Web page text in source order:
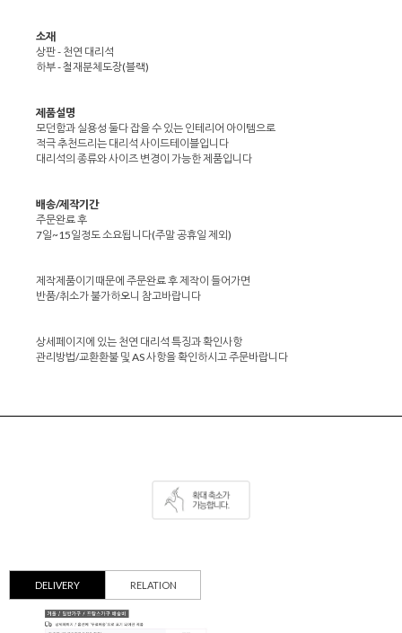
소재
상판 - 천연 대리석
하부 - 철재분체도장(블랙)
제품설명
모던함과 실용성 둘다 잡을 수 있는 인테리어 아이템으로
적극 추천드리는 대리석 사이드테이블입니다
대리석의 종류와 사이즈 변경이 가능한 제품입니다
배송/제작기간
주문완료 후
7일~15일정도 소요됩니다(주말 공휴일 제외)
제작제품이기때문에 주문완료 후 제작이 들어가면
반품/취소가 불가하오니 참고바랍니다
상세페이지에 있는 천연 대리석 특징과 확인사항
관리방법/교환환불 및 AS 사항을 확인하시고 주문바랍니다
DELIVERY RELATION